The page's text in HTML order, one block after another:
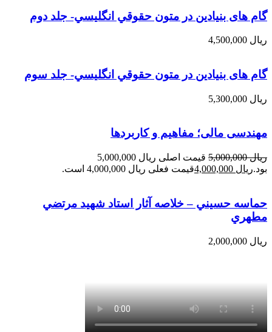
گام های بنیادین در متون حقوقي انگليسي- جلد دوم
ریال
گام های بنیادین در متون حقوقي انگليسي- جلد سوم
ریال
مهندسی مالی؛ مفاهیم و کاربردها
ریال5,000,000
قیمت اصلی ریال 5,000,000
بود.ریال قیمت فعلی ریال 4,000,000 است.
حماسه حسيني – خلاصه آثار استاد شهيد مرتضي
مطهري
ریال